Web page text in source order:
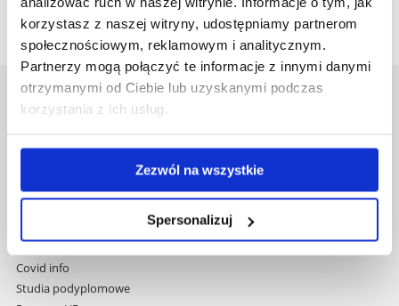
korzystasz z naszej witryny, udostępniamy partnerom
społecznościowym, reklamowym i analitycznym.
Partnerzy mogą połączyć te informacje z innymi danymi
otrzymanymi od Ciebie lub uzyskanymi podczas
korzystania z ich usług.
Zezwól na wszystkie
Spersonalizuj
Uniwersytet Rzeszowski
35-959 Rzeszów
nawigację
przejdź
do
treści
Polityka prywatności
Covid info
Studia podyplomowe